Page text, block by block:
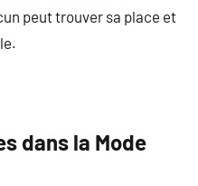
peut trouver sa place et
dans la Mode